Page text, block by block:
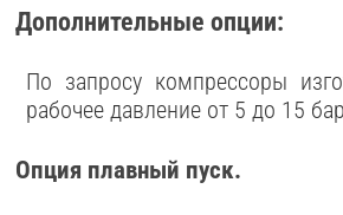
Дополнительные опции:
По запросу компрессоры
рабочее давление от 5 до 15
Опция плавный пуск.